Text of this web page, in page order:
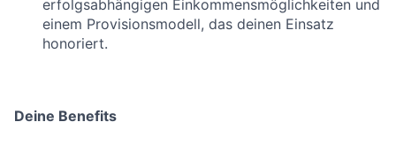
erfolgsabhängigen Einkommensmöglichkeiten und
einem Provisionsmodell, das deinen Einsatz
honoriert.
Deine Benefits